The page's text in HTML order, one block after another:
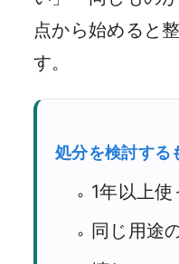
点から始めると
す。
処分を検討する
1年以上
同じ用途